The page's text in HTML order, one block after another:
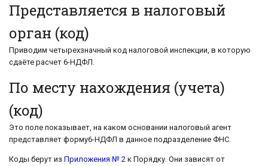
Представляется в налоговый
орган (код)
Приводим четырехзначный код налоговой инспекции, в которую
сдаёте расчет 6-НДФЛ.
По месту нахождения (учета)
(код)
Это поле показывает, на каком основании налоговый агент
представляет форму6-НДФЛ в данное подразделение ФНС.
Коды берут из Приложения № 2 к Порядку. Они зависят от